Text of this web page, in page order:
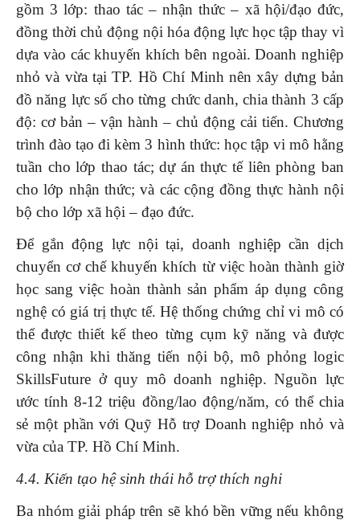
gồm 3 lớp: thao tác – nhận thức – xã hội/đạo đức,
đồng thời chủ động nội hóa động lực học tập thay vì
dựa vào các khuyến khích bên ngoài. Doanh nghiệp
nhỏ và vừa tại TP. Hồ Chí Minh nên xây dựng bản
đồ năng lực số cho từng chức danh, chia thành 3 cấp
độ: cơ bản – vận hành – chủ động cải tiến. Chương
trình đào tạo đi kèm 3 hình thức: học tập vi mô hằng
tuần cho lớp thao tác; dự án thực tế liên phòng ban
cho lớp nhận thức; và các cộng đồng thực hành nội
bộ cho lớp xã hội – đạo đức.
Để gắn động lực nội tại, doanh nghiệp cần dịch
chuyển cơ chế khuyến khích từ việc hoàn thành giờ
học sang việc hoàn thành sản phẩm áp dụng công
nghệ có giá trị thực tế. Hệ thống chứng chỉ vi mô có
thể được thiết kế theo từng cụm kỹ năng và được
công nhận khi thăng tiến nội bộ, mô phỏng logic
SkillsFuture ở quy mô doanh nghiệp. Nguồn lực
ước tính 8-12 triệu đồng/lao động/năm, có thể chia
sẻ một phần với Quỹ Hỗ trợ Doanh nghiệp nhỏ và
vừa của TP. Hồ Chí Minh.
4.4. Kiến tạo hệ sinh thái hỗ trợ thích nghi
Ba nhóm giải pháp trên sẽ khó bền vững nếu không